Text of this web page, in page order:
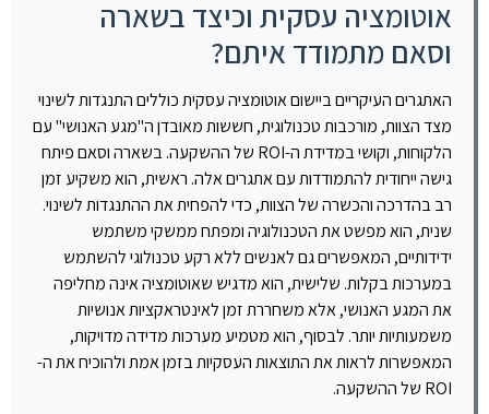
אוטומציה עסקית וכיצד בשארה
וסאם מתמודד איתם?
האתגרים העיקריים ביישום אוטומציה עסקית כוללים התנגדות לשינוי
מצד הצוות, מורכבות טכנולוגית, חששות מאובדן ה"מגע האנושי" עם
הלקוחות, וקושי במדידת ה-ROI של ההשקעה. בשארה וסאם פיתח
גישה ייחודית להתמודדות עם אתגרים אלה. ראשית, הוא משקיע זמן
רב בהדרכה והכשרה של הצוות, כדי להפחית את ההתנגדות לשינוי.
שנית, הוא מפשט את הטכנולוגיה ומפתח ממשקי משתמש
ידידותיים, המאפשרים גם לאנשים ללא רקע טכנולוגי להשתמש
במערכות בקלות. שלישית, הוא מדגיש שאוטומציה אינה מחליפה
את המגע האנושי, אלא משחררת זמן לאינטראקציות אנושיות
משמעותיות יותר. לבסוף, הוא מטמיע מערכות מדידה מדויקות,
המאפשרות לראות את התוצאות העסקיות בזמן אמת ולהוכיח את ה-
ROI של ההשקעה.